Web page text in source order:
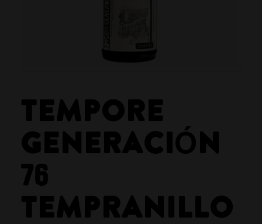
TEMPORE
GENERACIÓN
76
TEMPRANILLO